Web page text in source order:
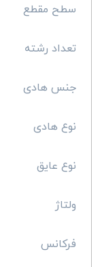
سطح مقطع
تعداد رشته
جنس هادی
نوع هادی
نوع عایق
ولتاژ
فرکانس